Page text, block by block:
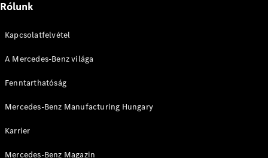
Rólunk
Kapcsolatfelvétel
A Mercedes-Benz világa
Fenntarthatóság
Mercedes-Benz Manufacturing Hungary
Karrier
Mercedes-Benz Magazin